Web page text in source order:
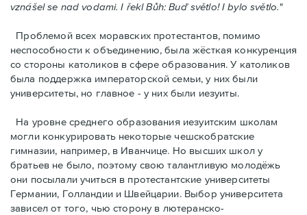
vznášel se nad vodami. I řekl Bůh: Buď světlo! I bylo světlo."
Проблемой всех моравских протестантов, помимо
неспособности к объединению, была жёсткая конкуренция
со стороны католиков в сфере образования. У католиков
была поддержка императорской семьи, у них были
университеты, но главное - у них были иезуиты.
На уровне среднего образования иезуитским школам
могли конкурировать некоторые чешскобратские
гимназии, например, в Иванчице. Но высших школ у
братьев не было, поэтому свою талантливую молодёжь
они посылали учиться в протестантские университеты
Германии, Голландии и Швейцарии. Выбор университета
зависел от того, чью сторону в лютеранско-